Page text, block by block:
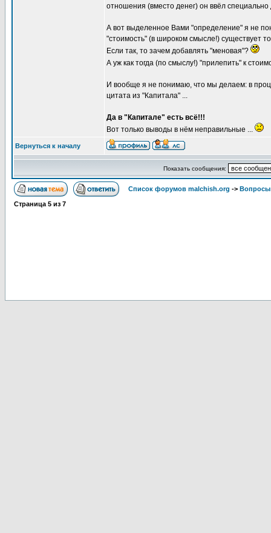
отношения (вместо денег) он ввёл специально
А вот выделенное Вами "определение" я не
"стоимость" (в широком смысле!) существует
Если так, то зачем добавлять "меновая"?
А уж как тогда (по смыслу!) "прилепить" к
И вообще я не понимаю, что мы делаем: в
цитата из "Капитала" ...
Да в "Капитале" есть всё!!!
Вот только выводы в нём неправильные ...
Вернуться к началу
Показать сообщения:
Список форумов malchish.org -> Вопросы
Страница 5 из 7